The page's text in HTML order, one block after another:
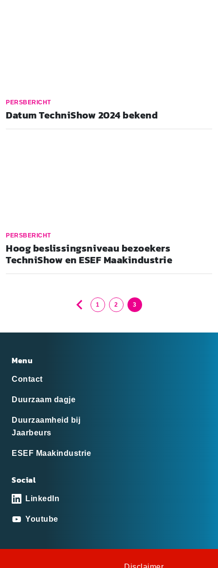
PERSBERICHT
Datum TechniShow 2024 bekend
PERSBERICHT
Hoog beslissingsniveau bezoekers
TechniShow en ESEF Maakindustrie
1 2 3
Menu
Contact
Duurzaam dagje
Duurzaamheid bij
Jaarbeurs
ESEF Maakindustrie
Social
LinkedIn
Youtube